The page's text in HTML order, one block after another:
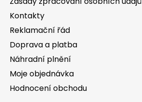
Kontakty
Reklamační řád
Doprava a platba
Náhradní plnění
Moje objednávka
Hodnocení obchodu